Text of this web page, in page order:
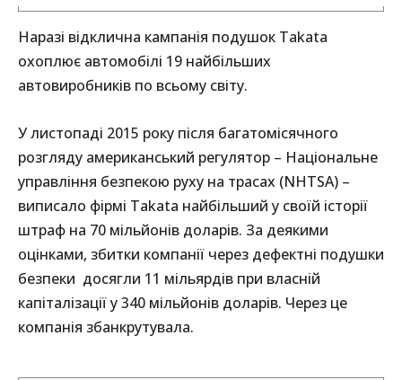
Наразі відклична кампанія подушок Takata
охоплює автомобілі 19 найбільших
автовиробників по всьому світу.
У листопаді 2015 року після багатомісячного
розгляду американський регулятор – Національне
управління безпекою руху на трасах (NHTSA) –
виписало фірмі Takata найбільший у своїй історії
штраф на 70 мільйонів доларів. За деякими
оцінками, збитки компанії через дефектні подушки
безпеки досягли 11 мільярдів при власній
капіталізації у 340 мільйонів доларів. Через це
компанія збанкрутувала.